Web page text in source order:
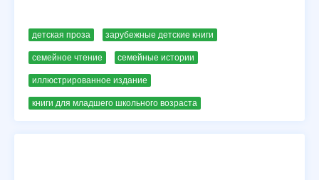
детская проза зарубежные детские книги
семейное чтение семейные истории
иллюстрированное издание
книги для младшего школьного возраста